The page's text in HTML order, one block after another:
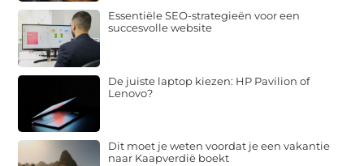
Essentiële SEO-strategieën voor een
succesvolle website
De juiste laptop kiezen: HP Pavilion of
Lenovo?
Dit moet je weten voordat je een vakantie
naar Kaapverdië boekt